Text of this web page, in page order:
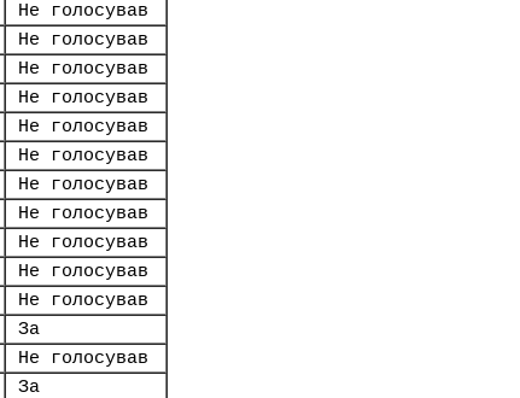
Не голосував
Не голосував
Не голосував
Не голосував
Не голосував
Не голосував
Не голосував
Не голосував
Не голосував
Не голосував
Не голосував
За
Не голосував
За